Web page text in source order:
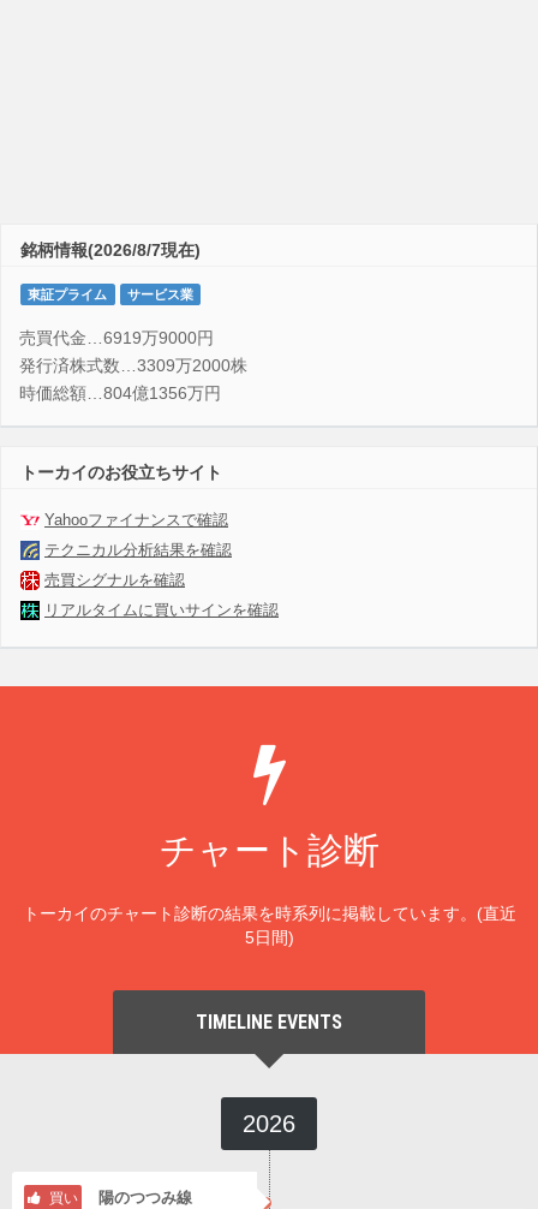
銘柄情報(2026/8/7現在)
東証プライム サービス業
売買代金…6919万9000円
発行済株式数…3309万2000株
時価総額…804億1356万円
トーカイのお役立ちサイト
Yahooファイナンスで確認
テクニカル分析結果を確認
売買シグナルを確認
リアルタイムに買いサインを確認
チャート診断
トーカイのチャート診断の結果を時系列に掲載しています。(直近
5日間)
TIMELINE EVENTS
2026
買い 陽のつつみ線